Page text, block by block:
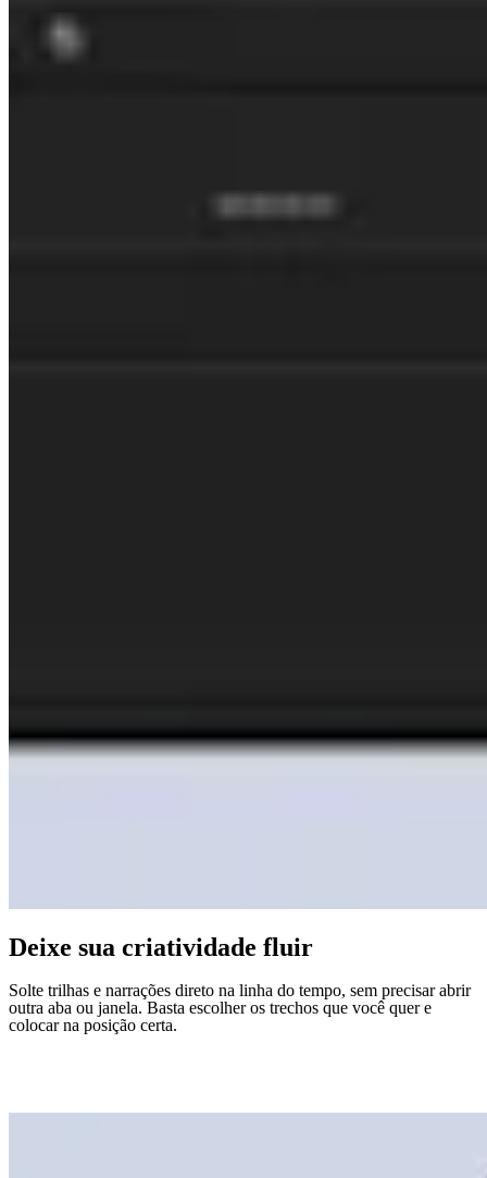
Deixe sua criatividade fluir
Solte trilhas e narrações direto na linha do tempo, sem precisar abrir
outra aba ou janela. Basta escolher os trechos que você quer e
colocar na posição certa.